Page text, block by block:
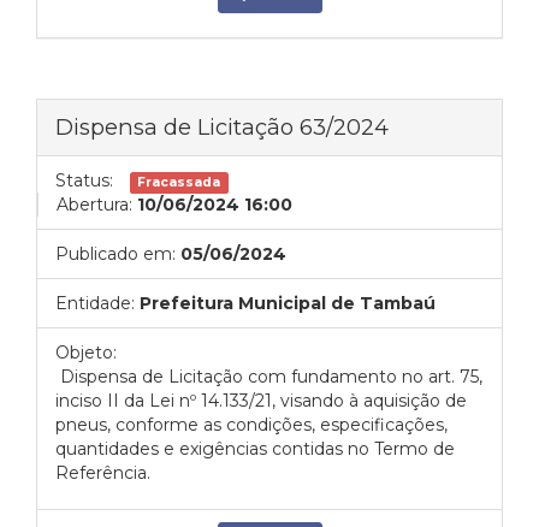
Dispensa de Licitação 63/2024
Status: Fracassada
Abertura: 10/06/2024 16:00
Publicado em: 05/06/2024
Entidade: Prefeitura Municipal de Tambaú
Objeto:
Dispensa de Licitação com fundamento no art. 75,
inciso II da Lei nº 14.133/21, visando à aquisição de
pneus, conforme as condições, especificações,
quantidades e exigências contidas no Termo de
Referência.